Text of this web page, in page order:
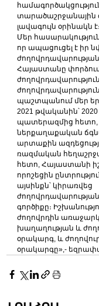
տարածաշրջանային
լավագույն օրինակն է։
Մեր
որ ապացուցել է իր
Հայաստանը
պաշտպանում մեր
2021 թվականին՝
պատերազմից հետո,
ներքաղաքական
արտաքին
ռազմական
հետո, Հայաստանի
որոշեցին
այսինքն՝ կիրառվեց
գործիքը։
ժողովրդին
խաղաղության և
օրակարգ, և
օրակարգը»,-